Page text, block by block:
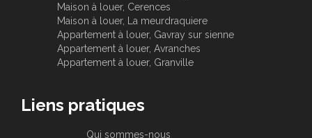
Maison à louer, Cerences
Maison à louer, La meurdraquiere
Appartement à louer, Gavray sur sienne
Appartement à louer, Avranches
Appartement à louer, Granville
Liens pratiques
Qui sommes-nous